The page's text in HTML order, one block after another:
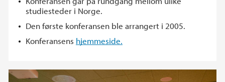
studiesteder i Norge.
Den første konferansen ble arrangert i 2005.
Konferansens hjemmeside.